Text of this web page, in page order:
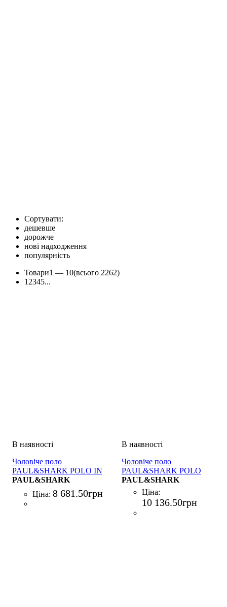
Сортувати:
дешевше
дорожче
нові надходження
популярність
Товари1 — 10(всього 2262)
1 2345...
Чоловіче поло
PAUL&SHARK POLO IN
POLIESTERE BLU
PAUL&SHARK
Ціна: 8 681.50грн
Чоловіче поло
PAUL&SHARK POLO
BOTTONI COTONE
BIANCO
PAUL&SHARK
Ціна:
10 136.50грн